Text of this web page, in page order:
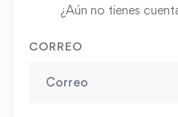
¿Aún no tienes
CORREO